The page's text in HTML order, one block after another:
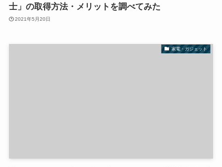
士」の取得方法・メリットを調べてみた
2021年5月20日
家電・ガジェット